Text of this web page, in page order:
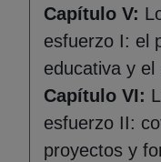
Capítulo V:
esfuerzo I: el
educativa y
Capítulo VI:
esfuerzo II:
proyectos y